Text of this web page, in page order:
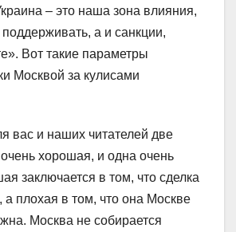
– это наша зона влияния,
поддерживать, а и санкции,
Вот такие параметры
Москвой за кулисами
вас и наших читателей две
хорошая, и одна очень
заключается в том, что сделка
а плохая в том, что она Москве
Москва не собирается